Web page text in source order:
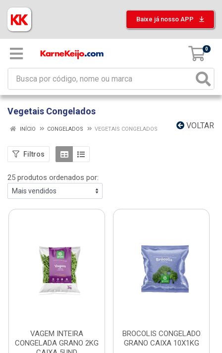
Baixe já nosso APP
0
Vegetais Congelados
VOLTAR
INÍCIO CONGELADOS VEGETAIS CONGELADOS
Filtros
25 produtos ordenados por:
VAGEM INTEIRA
CONGELADA GRANO 2KG
BROCOLIS CONGELADO
GRANO CAIXA 10X1KG